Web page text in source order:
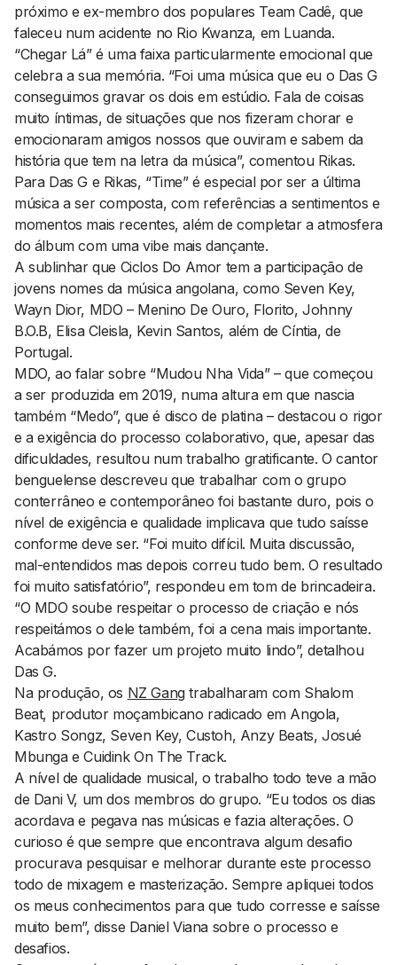
próximo e ex-membro dos populares Team Cadê, que
faleceu num acidente no Rio Kwanza, em Luanda.
“Chegar Lá” é uma faixa particularmente emocional que
celebra a sua memória. “Foi uma música que eu o Das G
conseguimos gravar os dois em estúdio. Fala de coisas
muito íntimas, de situações que nos fizeram chorar e
emocionaram amigos nossos que ouviram e sabem da
história que tem na letra da música”, comentou Rikas.
Para Das G e Rikas, “Time” é especial por ser a última
música a ser composta, com referências a sentimentos e
momentos mais recentes, além de completar a atmosfera
do álbum com uma vibe mais dançante.
A sublinhar que Ciclos Do Amor tem a participação de
jovens nomes da música angolana, como Seven Key,
Wayn Dior, MDO – Menino De Ouro, Florito, Johnny
B.O.B, Elisa Cleisla, Kevin Santos, além de Cíntia, de
Portugal.
MDO, ao falar sobre “Mudou Nha Vida” – que começou
a ser produzida em 2019, numa altura em que nascia
também “Medo”, que é disco de platina – destacou o rigor
e a exigência do processo colaborativo, que, apesar das
dificuldades, resultou num trabalho gratificante. O cantor
benguelense descreveu que trabalhar com o grupo
conterrâneo e contemporâneo foi bastante duro, pois o
nível de exigência e qualidade implicava que tudo saísse
conforme deve ser. “Foi muito difícil. Muita discussão,
mal-entendidos mas depois correu tudo bem. O resultado
foi muito satisfatório”, respondeu em tom de brincadeira.
“O MDO soube respeitar o processo de criação e nós
respeitámos o dele também, foi a cena mais importante.
Acabámos por fazer um projeto muito lindo”, detalhou
Das G.
Na produção, os NZ Gangtrabalharam com Shalom
Beat, produtor moçambicano radicado em Angola,
Kastro Songz, Seven Key, Custoh, Anzy Beats, Josué
Mbunga e Cuidink On The Track.
A nível de qualidade musical, o trabalho todo teve a mão
de Dani V, um dos membros do grupo. “Eu todos os dias
acordava e pegava nas músicas e fazia alterações. O
curioso é que sempre que encontrava algum desafio
procurava pesquisar e melhorar durante este processo
todo de mixagem e masterização. Sempre apliquei todos
os meus conhecimentos para que tudo corresse e saísse
muito bem”, disse Daniel Viana sobre o processo e
desafios.